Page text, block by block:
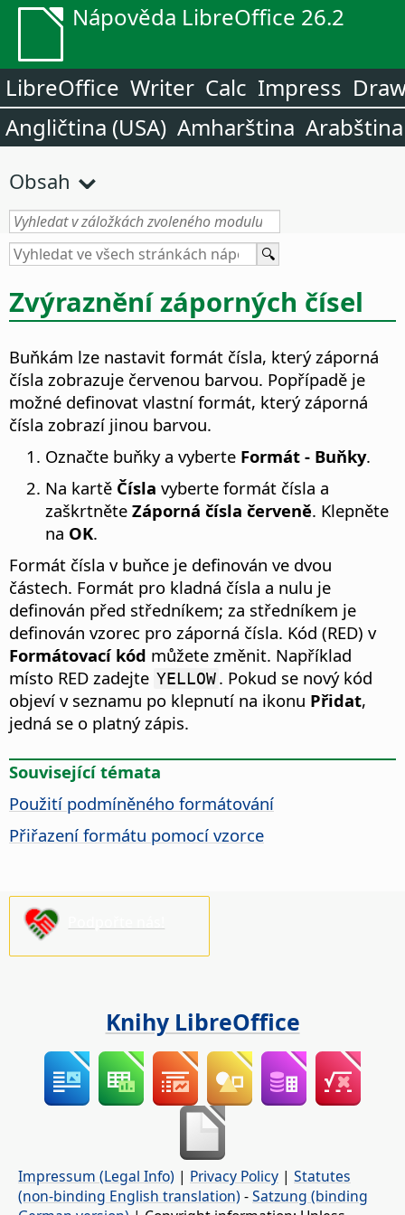
Nápověda LibreOffice 26.2
LibreOffice Writer Calc Impress
Angličtina (USA) Amharština Arabština
Obsah
Zvýraznění záporných čísel
Buňkám lze nastavit formát čísla, který záporná
čísla zobrazuje červenou barvou. Popřípadě je
možné definovat vlastní formát, který záporná
čísla zobrazí jinou barvou.
Označte buňky a vyberte Formát - Buňky.
Na kartě Čísla vyberte formát čísla a
zaškrtněte Záporná čísla červeně. Klepněte
na OK.
Formát čísla v buňce je definován ve dvou
částech. Formát pro kladná čísla a nulu je
definován před středníkem; za středníkem je
definován vzorec pro záporná čísla. Kód (RED) v
Formátovací kód můžete změnit. Například
místo RED zadejte YELLOW. Pokud se nový kód
objeví v seznamu po klepnutí na ikonu Přidat,
jedná se o platný zápis.
Související témata
Použití podmíněného formátování
Přiřazení formátu pomocí vzorce
Knihy LibreOffice
Impressum (Legal Info) | Privacy Policy | Statutes
(non-binding English translation) -Satzung (binding